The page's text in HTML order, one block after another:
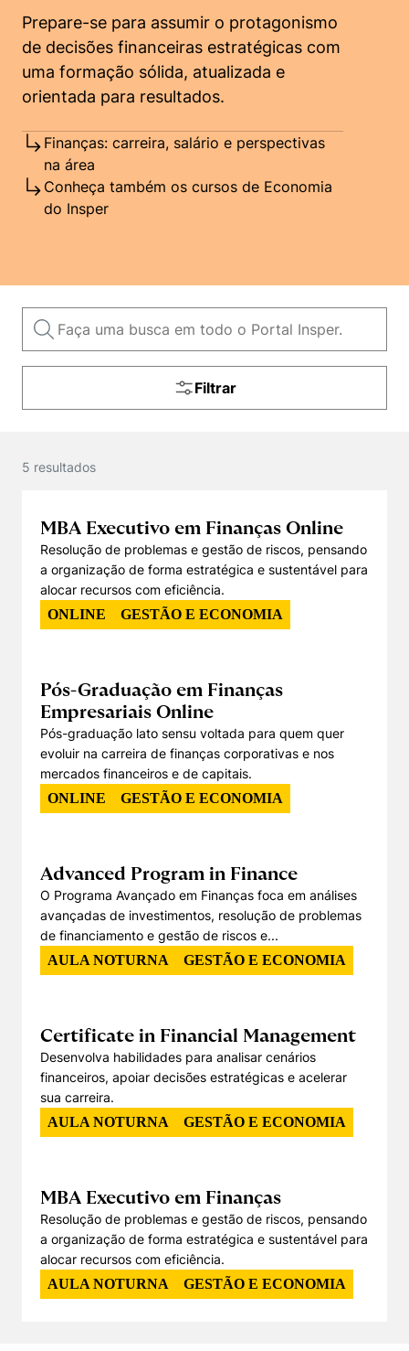
Todas as Engenharias
Engenharia de Computação
Engenharia de Produção
Finanças
Sustentabilidade
Prêmio Duda Ermírio de Moraes
Como funciona
Resolução Eficaz de Problemas
Trabalhe conosco
Sala de Imprensa
Biblioteca Telles
Repositório Institucional
Pesquisa na Graduação
Seminários Acadêmicos
Comitê de Ética em Pesquisa
Notícias
Youtube
Instagram
Linkedin
Direito
Busca por docentes
Áreas de Conhecimento
Prêmios de Excelência
Fale Conosco
Atendimento
Visite o Insper
Canal de Ética
Ouvidoria
Portal da Privacidade
Prepare-se para assumir o protagonismo
de decisões financeiras estratégicas com
uma formação sólida, atualizada e
orientada para resultados.
Finanças: carreira, salário e perspectivas
na área
Conheça também os cursos de Economia
do Insper
Filtrar
5 resultados
MBA Executivo em Finanças Online
Resolução de problemas e gestão de riscos, pensando
a organização de forma estratégica e sustentável para
alocar recursos com eficiência.
ONLINE
GESTÃO E ECONOMIA
Pós-Graduação em Finanças
Empresariais Online
Pós-graduação lato sensu voltada para quem quer
evoluir na carreira de finanças corporativas e nos
mercados financeiros e de capitais.
ONLINE
GESTÃO E ECONOMIA
Advanced Program in Finance
O Programa Avançado em Finanças foca em análises
avançadas de investimentos, resolução de problemas
de financiamento e gestão de riscos e...
AULA NOTURNA
GESTÃO E ECONOMIA
Certificate in Financial Management
Desenvolva habilidades para analisar cenários
financeiros, apoiar decisões estratégicas e acelerar
sua carreira.
AULA NOTURNA
GESTÃO E ECONOMIA
MBA Executivo em Finanças
Resolução de problemas e gestão de riscos, pensando
a organização de forma estratégica e sustentável para
alocar recursos com eficiência.
AULA NOTURNA
GESTÃO E ECONOMIA
Cookies estritamente necessários